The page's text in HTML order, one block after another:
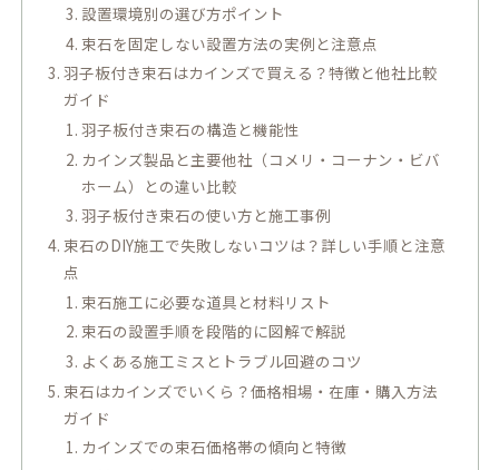
設置環境別の選び方ポイント
束石を固定しない設置方法の実例と注意点
羽子板付き束石はカインズで買える？特徴と他社比較
ガイド
羽子板付き束石の構造と機能性
カインズ製品と主要他社（コメリ・コーナン・ビバ
ホーム）との違い比較
羽子板付き束石の使い方と施工事例
束石のDIY施工で失敗しないコツは？詳しい手順と注意
点
束石施工に必要な道具と材料リスト
束石の設置手順を段階的に図解で解説
よくある施工ミスとトラブル回避のコツ
束石はカインズでいくら？価格相場・在庫・購入方法
ガイド
カインズでの束石価格帯の傾向と特徴